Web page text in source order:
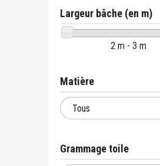
Largeur bâche (en m)
2 m - 3 m
Matière
Grammage toile